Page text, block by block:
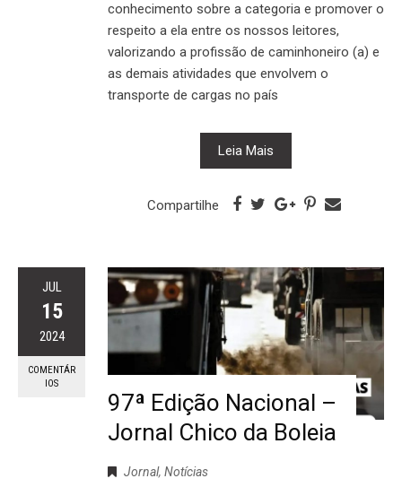
conhecimento sobre a categoria e promover o
respeito a ela entre os nossos leitores,
valorizando a profissão de caminhoneiro (a) e
as demais atividades que envolvem o
transporte de cargas no país
Leia Mais
Compartilhe
JUL
15
2024
COMENTÁR
IOS
97ª Edição Nacional –
Jornal Chico da Boleia
Jornal, Notícias